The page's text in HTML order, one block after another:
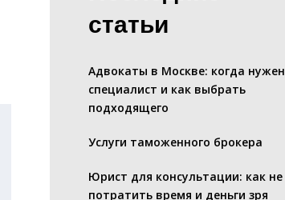
статьи
Адвокаты в Москве: когда нужен
специалист и как выбрать
подходящего
Услуги таможенного брокера
Юрист для консультации: как не
потратить время и деньги зря